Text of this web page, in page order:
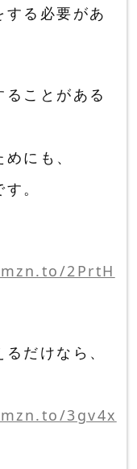
る必要があ
ことがある
にも、
。
2PrtH
だけなら、
3gv4x